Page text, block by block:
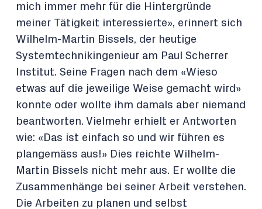
mich immer mehr für die Hintergründe
meiner Tätigkeit interessierte», erinnert sich
Wilhelm-Martin Bissels, der heutige
Systemtechnikingenieur am Paul Scherrer
Institut. Seine Fragen nach dem «Wieso
etwas auf die jeweilige Weise gemacht wird»
konnte oder wollte ihm damals aber niemand
beantworten. Vielmehr erhielt er Antworten
wie: «Das ist einfach so und wir führen es
plangemäss aus!» Dies reichte Wilhelm-
Martin Bissels nicht mehr aus. Er wollte die
Zusammenhänge bei seiner Arbeit verstehen.
Die Arbeiten zu planen und selbst